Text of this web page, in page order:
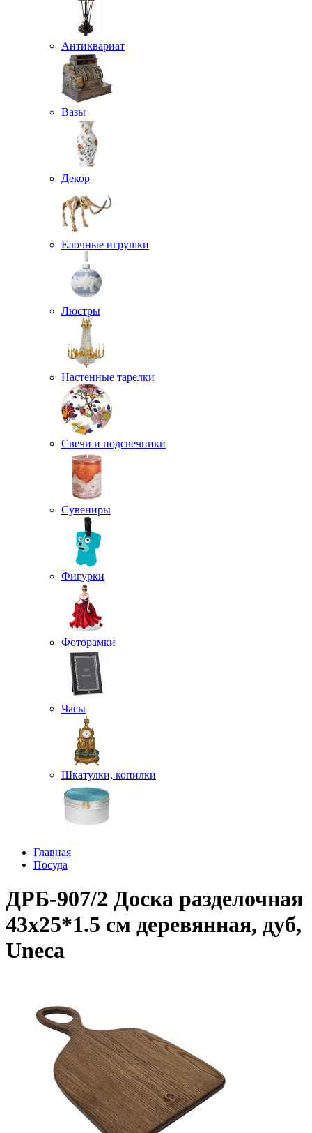
Антиквариат
Вазы
Декор
Елочные игрушки
Люстры
Настенные тарелки
Свечи и подсвечники
Сувениры
Фигурки
Фоторамки
Часы
Шкатулки, копилки
Главная
Посуда
ДРБ-907/2 Доска разделочная
43х25*1.5 см деревянная, дуб,
Uneca